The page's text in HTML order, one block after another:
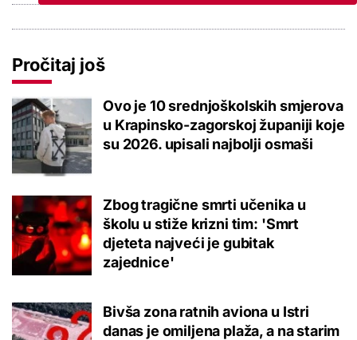
Pročitaj još
Ovo je 10 srednjoškolskih smjerova
u Krapinsko-zagorskoj županiji koje
su 2026. upisali najbolji osmaši
Zbog tragične smrti učenika u
školu u stiže krizni tim: 'Smrt
djeteta najveći je gubitak
zajednice'
Bivša zona ratnih aviona u Istri
danas je omiljena plaža, a na starim